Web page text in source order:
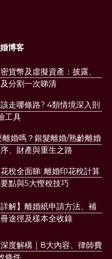
博客
貨幣及虛擬資產：披露、
分割一次睇清
走哪條路? 4類情境深入剖
工具
婚嗎？銀髮離婚/熟齡離婚
、財產與重生之路
稅全面睇: 離婚印花稅計算
點與5大慳稅技巧
詳解】離婚紙申請方法、補
途徑及樣本全收錄
度解構｜8大內容、律師費